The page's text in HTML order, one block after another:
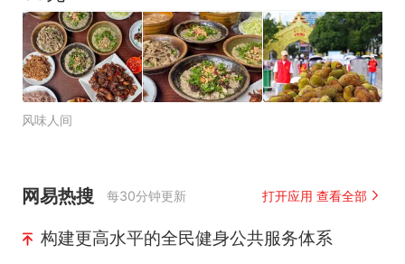
风味人间
网易热搜 每30分钟更新 打开应用 查看全部
构建更高水平的全民健身公共服务体系